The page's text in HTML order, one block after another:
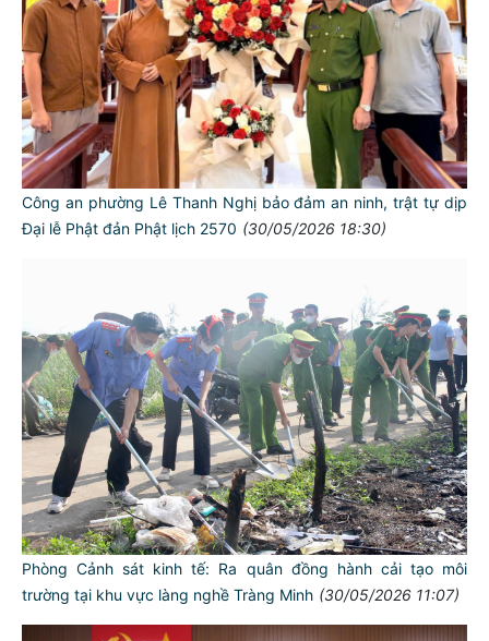
Công an phường Lê Thanh Nghị bảo đảm an ninh, trật tự dịp
Đại lễ Phật đản Phật lịch 2570 (30/05/2026 18:30)
Phòng Cảnh sát kinh tế: Ra quân đồng hành cải tạo môi
trường tại khu vực làng nghề Tràng Minh (30/05/2026 11:07)